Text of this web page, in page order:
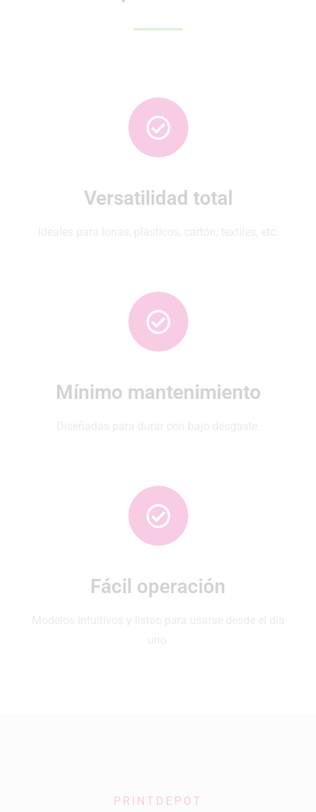
Versatilidad total
Mínimo mantenimiento
Fácil operación
PRINTDEPOT